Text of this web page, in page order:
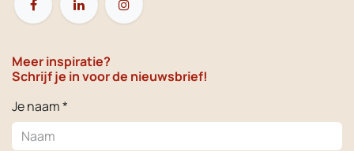
Meer inspiratie?
Schrijf je in voor de nieuwsbrief!
Je naam *